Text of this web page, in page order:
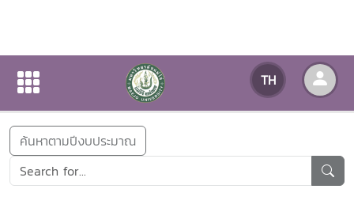
TH
ข่าวสารกิจกรรม
ค้นหาตามปีงบประมาณ